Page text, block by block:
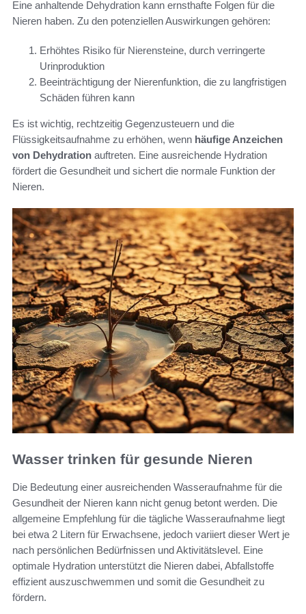
Eine anhaltende Dehydration kann ernsthafte Folgen für die
Nieren haben. Zu den potenziellen Auswirkungen gehören:
Erhöhtes Risiko für Nierensteine, durch verringerte
Urinproduktion
Beeinträchtigung der Nierenfunktion, die zu langfristigen
Schäden führen kann
Es ist wichtig, rechtzeitig Gegenzusteuern und die
Flüssigkeitsaufnahme zu erhöhen, wenn häufige Anzeichen
von Dehydration auftreten. Eine ausreichende Hydration
fördert die Gesundheit und sichert die normale Funktion der
Nieren.
Wasser trinken für gesunde Nieren
Die Bedeutung einer ausreichenden Wasseraufnahme für die
Gesundheit der Nieren kann nicht genug betont werden. Die
allgemeine Empfehlung für die tägliche Wasseraufnahme liegt
bei etwa 2 Litern für Erwachsene, jedoch variiert dieser Wert je
nach persönlichen Bedürfnissen und Aktivitätslevel. Eine
optimale Hydration unterstützt die Nieren dabei, Abfallstoffe
effizient auszuschwemmen und somit die Gesundheit zu
fördern.